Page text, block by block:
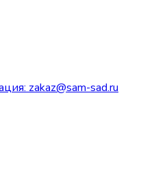
zakaz@sam-sad.ru